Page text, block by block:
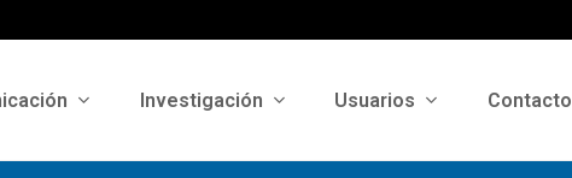
Investigación Usuarios Contacto